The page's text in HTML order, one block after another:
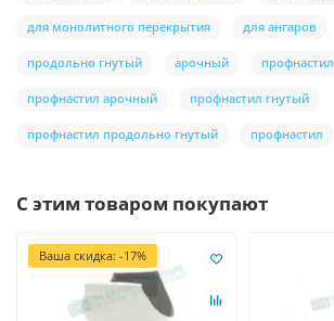
для монолитного перекрытия для ангаров
продольно гнутый арочный профнастил
профнастил арочный профнастил гнутый
профнастил продольно гнутый профнастил
С этим товаром покупают
Ваша скидка: -17%